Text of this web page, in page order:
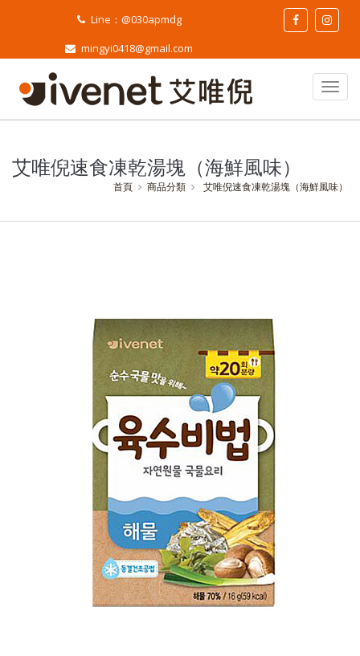
Line：@030apmdg
mingyi0418@gmail.com
艾唯倪速食凍乾湯塊（海鮮風味）
首頁 商品分類 艾唯倪速食凍乾湯塊（海鮮風味）